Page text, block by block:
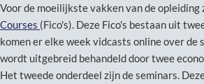
Voor de moeilijkste vakken van de opleiding
Courses (Fico's). Deze Fico's bestaan uit
komen er elke week vidcasts online over de
wordt uitgebreid behandeld door twee
Het tweede onderdeel zijn de seminars.